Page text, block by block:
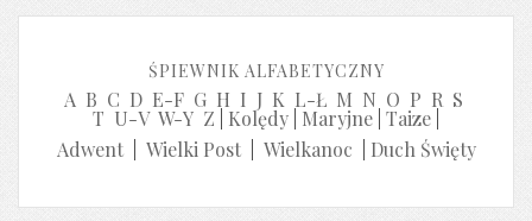
ŚPIEWNIK ALFABETYCZNY
A B C D E-F G H I J K L-Ł M N O P R S
T U-V W-Y Z Kolędy Maryjne Taize
Adwent| Wielki Post| Wielkanoc Duch Święty